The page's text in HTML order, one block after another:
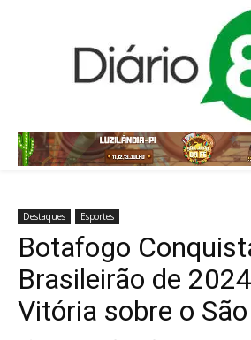
Destaques Esportes
Botafogo
Brasileirão de
Vitória sobre o